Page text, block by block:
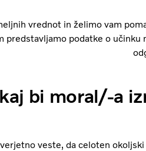
vrednot in želimo vam
predstavljamo podatke o
bi moral/-a
veste, da celoten